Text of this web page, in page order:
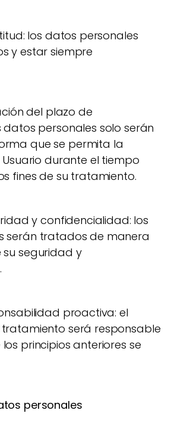
los datos personales
y estar siempre
del plazo de
datos personales solo serán
que se permita la
durante el tiempo
fines de su tratamiento.
y confidencialidad: los
serán tratados de manera
seguridad y
proactiva: el
será responsable
principios anteriores se
personales